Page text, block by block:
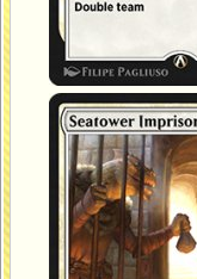
Emprisonnement